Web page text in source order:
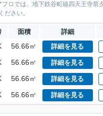
ロでは、地下鉄谷町線四天王寺前
さい。
面積 詳細
56.66㎡ 詳細を見る
56.66㎡ 詳細を見る
56.66㎡ 詳細を見る
56.66㎡ 詳細を見る